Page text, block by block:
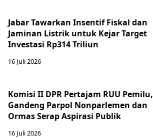
Jabar Tawarkan Insentif Fiskal dan
Jaminan Listrik untuk Kejar Target
Investasi Rp314 Triliun
16 Juli 2026
Komisi II DPR Pertajam RUU Pemilu,
Gandeng Parpol Nonparlemen dan
Ormas Serap Aspirasi Publik
16 Juli 2026